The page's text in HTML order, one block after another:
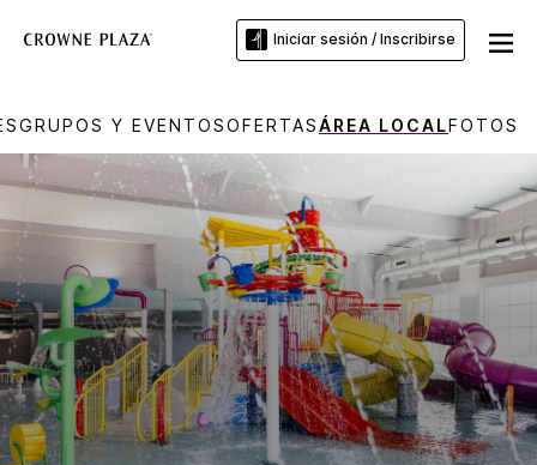
Iniciar sesión / Inscribirse
GRUPOS Y EVENTOSOFERTASÁREA LOCALFOTOS